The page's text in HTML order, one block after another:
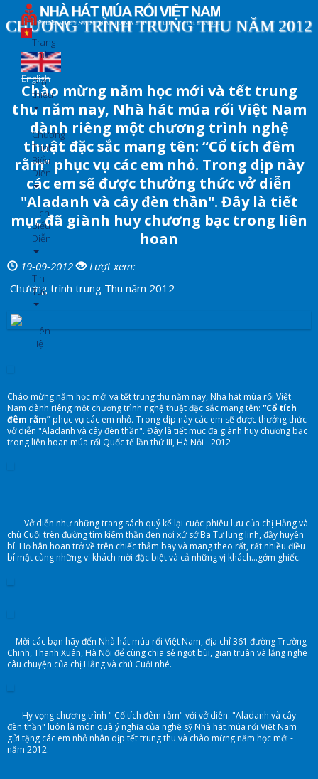
đến
nội
dung
English
Trang
chủ
Giới
thiệu
Chương
Trình
Biểu
Diễn
Lịch
Biểu
Diễn
Tin
Tức
Liên
Hệ
CHƯƠNG TRÌNH TRUNG THU NĂM 2012
Chào mừng năm học mới và tết trung
thu năm nay, Nhà hát múa rối Việt Nam
dành riêng một chương trình nghệ
thuật đặc sắc mang tên: “Cổ tích đêm
rằm” phục vụ các em nhỏ. Trong dịp này
các em sẽ được thưởng thức vở diễn
"Aladanh và cây đèn thần". Đây là tiết
mục đã giành huy chương bạc trong liên
hoan
19-09-2012
Lượt xem:
Chương trình trung Thu năm 2012
Chào mừng năm học mới và tết trung thu năm nay, Nhà hát múa rối Việt
Nam dành riêng một chương trình nghệ thuật đặc sắc mang tên: “Cổ tích
đêm rằm”phục vụ các em nhỏ. Trong dịp này các em sẽ được thưởng thức
vở diễn "Aladanh và cây đèn thần". Đây là tiết mục đã giành huy chương bạc
trong liên hoan múa rối Quốc tế lần thứ III, Hà Nội - 2012
Vở diễn như những trang sách quý kể lại cuộc phiêu lưu của chị Hằng và
chú Cuội trên đường tìm kiếm thần đèn nơi xứ sở Ba Tư lung linh, đầy huyền
bí. Họ hân hoan trở về trên chiếc thảm bay và mang theo rất, rất nhiều điều
bí mật cùng những vị khách mời đặc biệt và cả những vị khách...gớm ghiếc.
Mời các bạn hãy đến Nhà hát múa rối Việt Nam, địa chỉ 361 đường Trường
Chinh, Thanh Xuân, Hà Nội để cùng chia sẻ ngọt bùi, gian truân và lắng nghe
câu chuyện của chị Hằng và chú Cuội nhé.
Hy vọng chương trình " Cổ tích đêm rằm" với vở diễn: "Aladanh và cây
đèn thần" luôn là món quà ý nghĩa của nghệ sỹ Nhà hát múa rối Việt Nam
gửi tặng các em nhỏ nhân dịp tết trung thu và chào mừng năm học mới -
năm 2012.